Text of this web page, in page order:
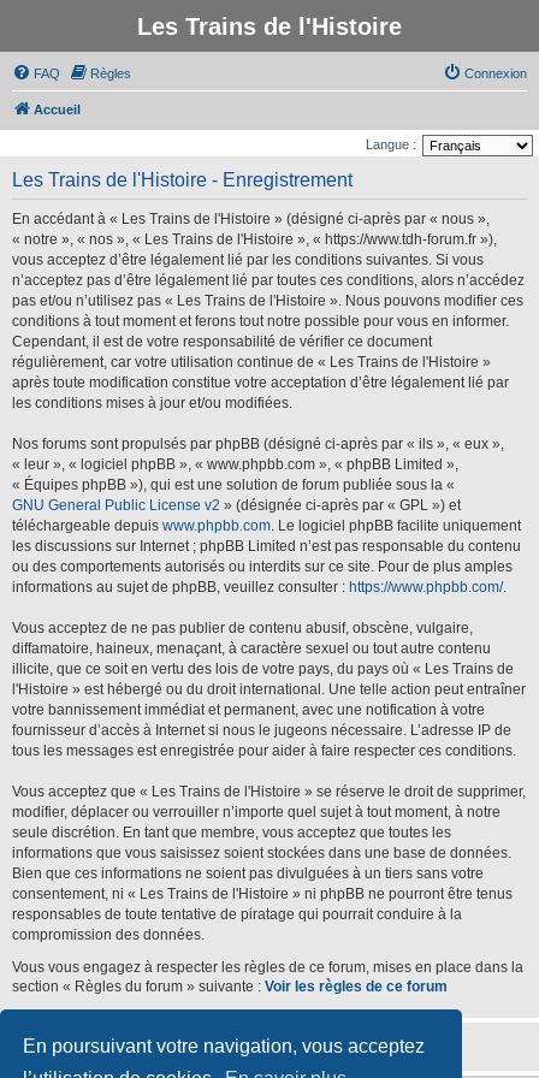
En poursuivant votre navigation, vous acceptez
Les Trains de l'Histoire
FAQ Règles Connexion
Accueil
Langue :
Les Trains de l'Histoire - Enregistrement
En accédant à « Les Trains de l'Histoire » (désigné ci-après par « nous »,
« notre », « nos », « Les Trains de l'Histoire », « https://www.tdh-forum.fr »),
vous acceptez d’être légalement lié par les conditions suivantes. Si vous
n’acceptez pas d’être légalement lié par toutes ces conditions, alors n’accédez
pas et/ou n’utilisez pas « Les Trains de l'Histoire ». Nous pouvons modifier ces
conditions à tout moment et ferons tout notre possible pour vous en informer.
Cependant, il est de votre responsabilité de vérifier ce document
régulièrement, car votre utilisation continue de « Les Trains de l'Histoire »
après toute modification constitue votre acceptation d’être légalement lié par
les conditions mises à jour et/ou modifiées.
Nos forums sont propulsés par phpBB (désigné ci-après par « ils », « eux »,
« leur », « logiciel phpBB », « www.phpbb.com », « phpBB Limited »,
« Équipes phpBB »), qui est une solution de forum publiée sous la «
GNU General Public License v2 » (désignée ci-après par « GPL ») et
téléchargeable depuis www.phpbb.com. Le logiciel phpBB facilite uniquement
les discussions sur Internet ; phpBB Limited n’est pas responsable du contenu
ou des comportements autorisés ou interdits sur ce site. Pour de plus amples
informations au sujet de phpBB, veuillez consulter : https://www.phpbb.com/.
Vous acceptez de ne pas publier de contenu abusif, obscène, vulgaire,
diffamatoire, haineux, menaçant, à caractère sexuel ou tout autre contenu
illicite, que ce soit en vertu des lois de votre pays, du pays où « Les Trains de
l'Histoire » est hébergé ou du droit international. Une telle action peut entraîner
votre bannissement immédiat et permanent, avec une notification à votre
fournisseur d’accès à Internet si nous le jugeons nécessaire. L’adresse IP de
tous les messages est enregistrée pour aider à faire respecter ces conditions.
Vous acceptez que « Les Trains de l'Histoire » se réserve le droit de supprimer,
modifier, déplacer ou verrouiller n’importe quel sujet à tout moment, à notre
seule discrétion. En tant que membre, vous acceptez que toutes les
informations que vous saisissez soient stockées dans une base de données.
Bien que ces informations ne soient pas divulguées à un tiers sans votre
consentement, ni « Les Trains de l'Histoire » ni phpBB ne pourront être tenus
responsables de toute tentative de piratage qui pourrait conduire à la
compromission des données.
Vous vous engagez à respecter les règles de ce forum, mises en place dans la
section « Règles du forum » suivante : Voir les règles de ce forum